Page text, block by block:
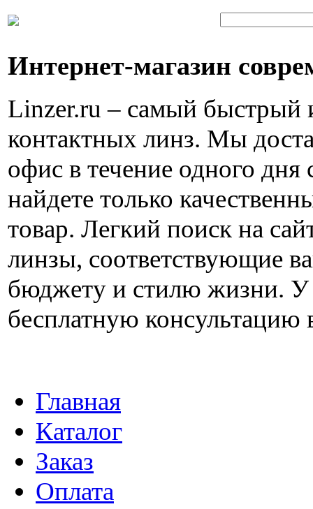
Интернет-магазин
Linzer.ru – самый быстрый
контактных линз. Мы
офис в течение одного дня
найдете только
товар. Легкий поиск на
линзы, соответствующие
бюджету и стилю жизни. У
бесплатную консультацию
Главная
Каталог
Заказ
Оплата